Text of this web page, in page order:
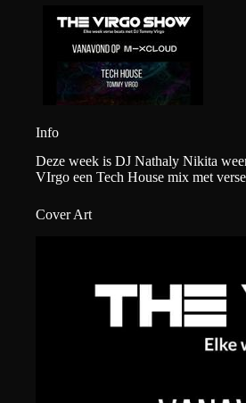
Info
Deze week is DJ Nathaly Nikita
VIrgo een Tech House mix met
Cover Art